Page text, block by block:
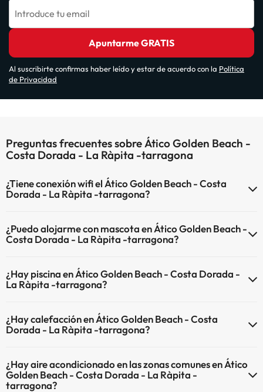
Introduce tu email
Apuntarme GRATIS
Al suscribirte confirmas haber leído y estar de acuerdo con la Política
de Privacidad
Preguntas frecuentes sobre Ático Golden Beach -
Costa Dorada - La Ràpita -tarragona
¿Tiene conexión wifi el Ático Golden Beach - Costa
Dorada - La Ràpita -tarragona?
dispone de Wi-Fi.
¿Puedo alojarme con mascota en Ático Golden Beach -
Costa Dorada - La Ràpita -tarragona?
admiten mascotas.
¿Hay piscina en Ático Golden Beach - Costa Dorada -
La Ràpita -tarragona?
piscina (este servicio puede ser de pago) Aquí tienes más info sobre
la piscina y otras instalaciones.
¿Hay calefacción en Ático Golden Beach - Costa
Dorada - La Ràpita -tarragona?
calefacción en las zonas comunes.
¿Hay aire acondicionado en las zonas comunes en Ático
Golden Beach - Costa Dorada - La Ràpita -
tarragona?